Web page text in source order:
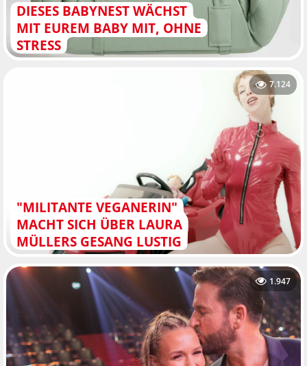
DIESES BABYNEST WÄCHST
MIT EUREM BABY MIT, OHNE
STRESS
"MILITANTE VEGANERIN"
MACHT SICH ÜBER LAURA
MÜLLERS GESANG LUSTIG
7.124
1.947